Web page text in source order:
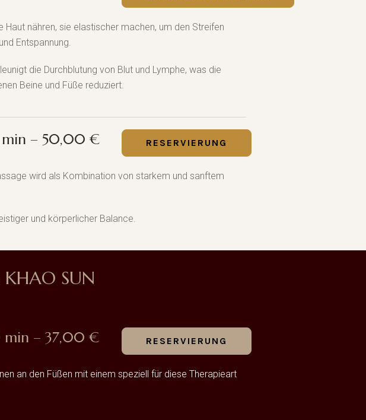
nähren, sie elastischer machen, um den Streifen
Entspannung.
die Durchblutung von Blut und Lymphe, was die
Beine und Füße reduziert.
– 50,00 € RESERVIERUNG
wird als Kombination von starkem und sanftem
und körperlicher Balance.
SUN
– 37,00 € RESERVIERUNG
an den Füßen mit einem speziell für diese Therapieart